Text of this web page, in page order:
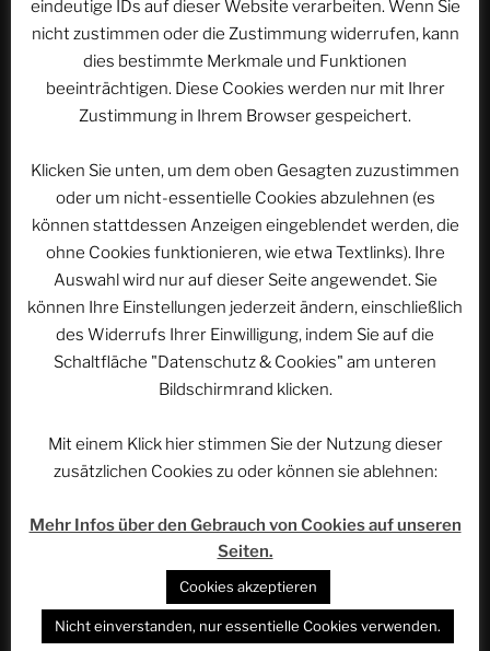
Nächster
Beitrag
WEITER
ACSOLAR #168: Krønasår – Das Museumshotel |
EUROPA-PARK Hotelresort
WEBSEITE DURCHSUCHEN
Suchen
nach:
Werbung
eindeutige IDs auf dieser Website verarbeiten. Wenn Sie
nicht zustimmen oder die Zustimmung widerrufen, kann
dies bestimmte Merkmale und Funktionen
beeinträchtigen. Diese Cookies werden nur mit Ihrer
Zustimmung in Ihrem Browser gespeichert.
Klicken Sie unten, um dem oben Gesagten zuzustimmen
oder um nicht-essentielle Cookies abzulehnen (es
können stattdessen Anzeigen eingeblendet werden, die
ohne Cookies funktionieren, wie etwa Textlinks). Ihre
Auswahl wird nur auf dieser Seite angewendet. Sie
können Ihre Einstellungen jederzeit ändern, einschließlich
des Widerrufs Ihrer Einwilligung, indem Sie auf die
Schaltfläche "Datenschutz & Cookies" am unteren
Bildschirmrand klicken.
Mit einem Klick hier stimmen Sie der Nutzung dieser
zusätzlichen Cookies zu oder können sie ablehnen:
Mehr Infos über den Gebrauch von Cookies auf unseren
Seiten.
Cookies akzeptieren
Nicht einverstanden, nur essentielle Cookies verwenden.